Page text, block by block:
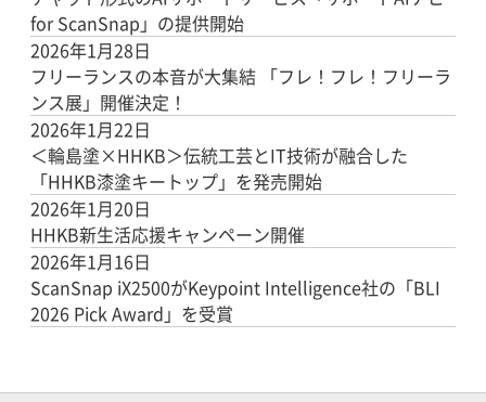
for ScanSnap」の提供開始
2026年1月28日
フリーランスの本音が大集結 「フレ！フレ！フリーラ
ンス展」開催決定！
2026年1月22日
＜輪島塗×HHKB＞伝統工芸とIT技術が融合した
「HHKB漆塗キートップ」を発売開始
2026年1月20日
HHKB新生活応援キャンペーン開催
2026年1月16日
ScanSnap iX2500がKeypoint Intelligence社の「BLI
2026 Pick Award」を受賞